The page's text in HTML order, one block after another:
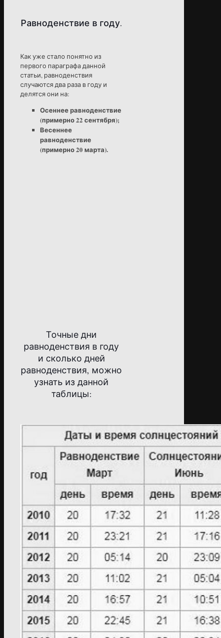
Равноденствие в году.
Как уже стало понятно из
первого параграфа данной
статьи, равноденствия
случаются два раза в году и
делятся они на:
Осеннее равноденствие
(примерно 22 сентября);
Весеннее
равноденствие
(примерно 20 марта).
Точные дни
равноденствия в году
и сколько дней
равноденствия, можно
узнать из данной
таблицы: